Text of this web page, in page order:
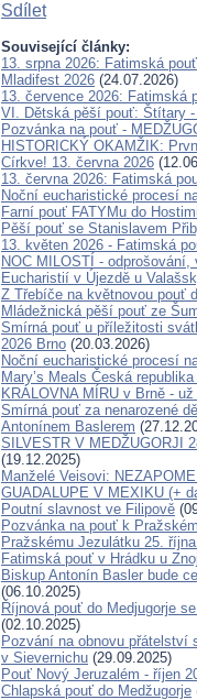
Sdílet
Související články:
13. srpna 2026: Fatimská
Mladifest 2026 (24.07.2026)
13. července 2026: Fatimská
VI. Dětská pěší pouť: Štítary
Pozvánka na pouť -
HISTORICKÝ OKAMŽIK:
Církve! 13. června 2026
13. června 2026: Fatimská
Noční eucharistické procesí
Farní pouť FATYMu do
Pěší pouť se Stanislavem
13. květen 2026 - Fatimská
NOC MILOSTÍ -
Eucharistií v Újezdě u
Z Třebíče na květnovou pouť
Mládežnická pěší pouť ze
Smírná pouť u příležitosti
2026 Brno (20.03.2026)
Noční eucharistické procesí
Mary’s Meals Česká
KRÁLOVNA MÍRU v Brně -
Smírná pouť za nenarozené
Antonínem Baslerem
SILVESTR V MEDŽUGORJI
(19.12.2025)
Manželé Veisovi:
GUADALUPE V MEXIKU (+
Poutní slavnost ve Filipově
Pozvánka na pouť k
Pražskému Jezulátku 25.
Fatimská pouť v Hrádku u
Biskup Antonín Basler bude
(06.10.2025)
Říjnová pouť do Medjugorje
(02.10.2025)
Pozvání na obnovu přátelství
v Sievernichu (29.09.2025)
Pouť Nový Jeruzalém - říjen
Chlapská pouť do Medžugorje